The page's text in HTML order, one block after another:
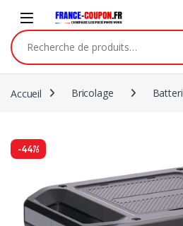
Accueil Bricolage
-44%